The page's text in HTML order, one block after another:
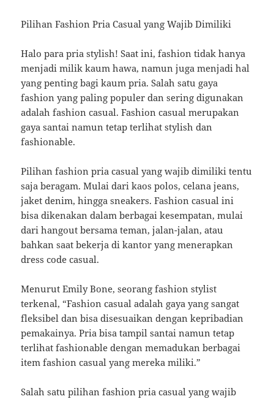
Pilihan Fashion Pria Casual yang Wajib Dimiliki
Halo para pria stylish! Saat ini, fashion tidak hanya
menjadi milik kaum hawa, namun juga menjadi hal
yang penting bagi kaum pria. Salah satu gaya
fashion yang paling populer dan sering digunakan
adalah fashion casual. Fashion casual merupakan
gaya santai namun tetap terlihat stylish dan
fashionable.
Pilihan fashion pria casual yang wajib dimiliki tentu
saja beragam. Mulai dari kaos polos, celana jeans,
jaket denim, hingga sneakers. Fashion casual ini
bisa dikenakan dalam berbagai kesempatan, mulai
dari hangout bersama teman, jalan-jalan, atau
bahkan saat bekerja di kantor yang menerapkan
dress code casual.
Menurut Emily Bone, seorang fashion stylist
terkenal, “Fashion casual adalah gaya yang sangat
fleksibel dan bisa disesuaikan dengan kepribadian
pemakainya. Pria bisa tampil santai namun tetap
terlihat fashionable dengan memadukan berbagai
item fashion casual yang mereka miliki.”
Salah satu pilihan fashion pria casual yang wajib